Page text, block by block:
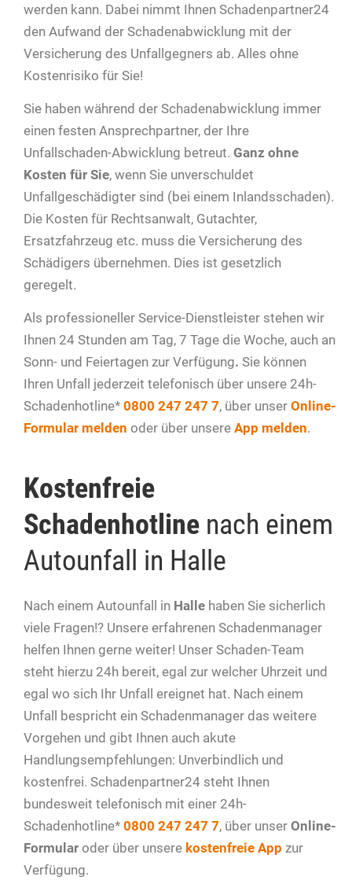
werden kann. Dabei nimmt Ihnen Schadenpartner24
den Aufwand der Schadenabwicklung mit der
Versicherung des Unfallgegners ab. Alles ohne
Kostenrisiko für Sie!
Sie haben während der Schadenabwicklung immer
einen festen Ansprechpartner, der Ihre
Unfallschaden-Abwicklung betreut. Ganz ohne
Kosten für Sie, wenn Sie unverschuldet
Unfallgeschädigter sind (bei einem Inlandsschaden).
Die Kosten für Rechtsanwalt, Gutachter,
Ersatzfahrzeug etc. muss die Versicherung des
Schädigers übernehmen. Dies ist gesetzlich
geregelt.
Als professioneller Service-Dienstleister stehen wir
Ihnen 24 Stunden am Tag, 7 Tage die Woche, auch an
Sonn- und Feiertagen zur Verfügung. Sie können
Ihren Unfall jederzeit telefonisch über unsere 24h-
Schadenhotline* 0800 247 247 7, über unser Online-
Formular melden oder über unsere App melden.
Kostenfreie
Schadenhotline nach einem
Autounfall in Halle
Nach einem Autounfall in Halle haben Sie sicherlich
viele Fragen!? Unsere erfahrenen Schadenmanager
helfen Ihnen gerne weiter! Unser Schaden-Team
steht hierzu 24h bereit, egal zur welcher Uhrzeit und
egal wo sich Ihr Unfall ereignet hat. Nach einem
Unfall bespricht ein Schadenmanager das weitere
Vorgehen und gibt Ihnen auch akute
Handlungsempfehlungen: Unverbindlich und
kostenfrei. Schadenpartner24 steht Ihnen
bundesweit telefonisch mit einer 24h-
Schadenhotline* 0800 247 247 7, über unser Online-
Formular oder über unsere kostenfreie App zur
Verfügung.